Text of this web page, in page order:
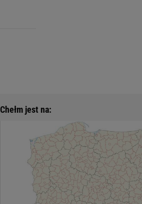
Chełm jest na: